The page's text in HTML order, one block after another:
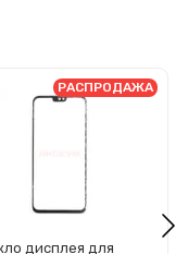
дисплея для
РАСПРОДАЖА